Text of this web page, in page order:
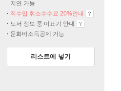
지연 가능
직수입 취소수수료 20%안내
도서 정보 중 미표기 안내
문화비소득공제 가능
리스트에 넣기